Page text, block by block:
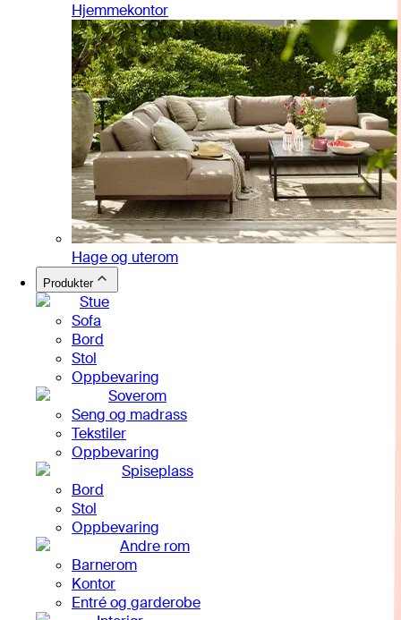
Hjemmekontor
Hage og uterom
Produkter
Stue
Sofa
Bord
Stol
Oppbevaring
Soverom
Seng og madrass
Tekstiler
Oppbevaring
Spiseplass
Bord
Stol
Oppbevaring
Andre rom
Barnerom
Kontor
Entré og garderobe